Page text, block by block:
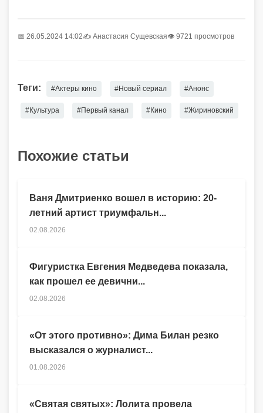
📅 26.05.2024 14:02✍️ Анастасия Сущевская👁 9721 просмотров
Теги: #Актеры кино #Новый сериал #Анонс
#Культура #Первый канал #Кино #Жириновский
Похожие статьи
Ваня Дмитриенко вошел в историю: 20-
летний артист триумфальн...
02.08.2026
Фигуристка Евгения Медведева показала,
как прошел ее девични...
02.08.2026
«От этого противно»: Дима Билан резко
высказался о журналист...
01.08.2026
«Святая святых»: Лолита провела